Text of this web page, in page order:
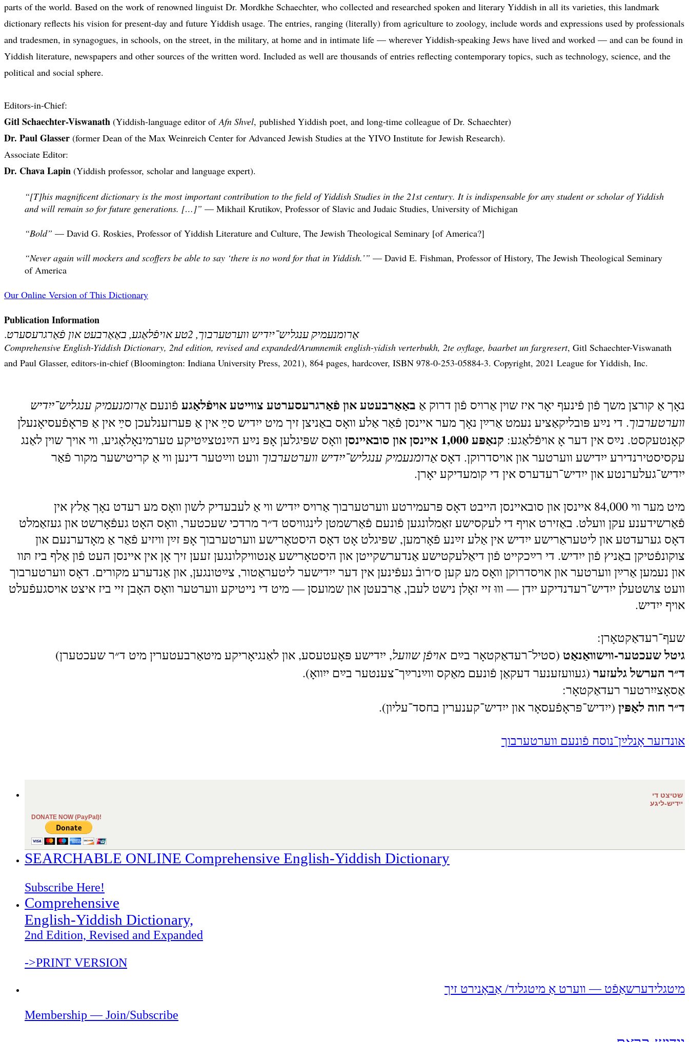
parts of the world. Based on the work of renowned linguist Dr. Mordkhe Schaechter, who collected and researched spoken and literary Yiddish in all its varieties, this landmark
dictionary reflects his vision for present-day and future Yiddish usage. The entries, ranging (literally) from agriculture to zoology, include words and expressions used by professionals
and tradesmen, in synagogues, in schools, on the street, in the military, at home and in intimate life — wherever Yiddish-speaking Jews have lived and worked — and can be found in
Yiddish literature, newspapers and other sources of the written word. Included as well are thousands of entries reflecting contemporary topics, such as technology, science, and the
political and social sphere.
Editors-in-Chief:
Gitl Schaechter-Viswanath (Yiddish-language editor ofAfn Shvel, published Yiddish poet, and long-time colleague of Dr. Schaechter)
Dr. Paul Glasser (former Dean of the Max Weinreich Center for Advanced Jewish Studies at the YIVO Institute for Jewish Research).
Associate Editor:
Dr. Chava Lapin (Yiddish professor, scholar and language expert).
“[T]his magnificent dictionary is the most important contribution to the field of Yiddish Studies in the 21st century. It is indispensable for any student or scholar of Yiddish
and will remain so for future generations. […]” — Mikhail Krutikov, Professor of Slavic and Judaic Studies, University of Michigan
“Bold” — David G. Roskies, Professor of Yiddish Literature and Culture, The Jewish Theological Seminary [of America?]
“Never again will mockers and scoffers be able to say ‘there is no word for that in Yiddish.’” — David E. Fishman, Professor of History, The Jewish Theological Seminary
of America
Our Online Version of This Dictionary
Publication Information
אַרומנעמיק ענגליש־ייִדיש ווערטערבוך, 2טע אויפֿלאַגע, באַאַרבעט און פֿאַרגרעסערט .
Comprehensive English-Yiddish Dictionary, 2nd edition, revised and expanded/Arumnemik english-yidish verterbukh, 2te oyflage, baarbet un fargresert, Gitl Schaechter-Viswanath
and Paul Glasser, editors-in-chief (Bloomington: Indiana University Press, 2021), 864 pages, hardcover, ISBN 978-0-253-05884-3. Copyright, 2021 League for Yiddish, Inc.
נאָך אַ קורצן משך פֿון פֿינעף יאָר איז שוין אַרויס פֿון דרוק אַ באַאַרבעטע און פֿאַרגרעסערטע צווייטע אויפֿלאַגע פֿונעםאַרומנעמיק ענגליש־ייִדיש
װערטערבוך. די נײַע פּובליקאַציע נעמט אַרײַן נאָך מער איינסן פֿאַר אַלע וואָס באַניצן זיך מיט ייִדיש סײַ אין אַ פּערזענלעכן סײַ אין אַ פּראָפֿעסיאָנעלן
קאָנטעקסט. נײַס אין דער אָ אויפֿלאַגע: קנאַפּע 1,000 איינסן און סובאיינסן
וואָס שפּיגלען אָפּ נײַע הײַנטצײַטיקע טערמינאָלאָגיע, ווי אויך שוין לאַנג
עקסיסטירנדירע ייִדישע ווערטער און אויסדרוקן. דאָסאַרומנעמיק ענגליש־ייִדיש װערטערבוך וועט ווײַטער דינען ווי אַ קריטישער מקור פֿאַר
ייִדיש־געלערנטע און ייִדיש־רעדערס אין די קומעדיקע יאָרן.
מיט מער ווי 84,000 איינסן און סובאיינסן הייבט דאָס פּרעמירטע ווערטערבוך אַרויס ייִדיש ווי אַ לעבעדיק לשון וואָס מע רעדט נאָך אַלץ אין
פֿאַרשידענע עקן וועלט. באַזירט אויף די לעקסישע זאַמלונגען פֿונעם פֿאַרשמטן לינגוויסט ד״ר מרדכי שעכטער, וואָס האָט געפֿאָרשט און געזאַמלט
דאָס גערעדטע און ליטעראַרישע ייִדיש אין אַלע זײַנע פֿאָרמען, שפּיגלט אָט דאָס היסטאָרישע ווערטערבוך אָפּ זײַן וויזיע פֿאַר אַ מאָדערנעם און
צוקונפֿטיקן באַניץ פֿון ייִדיש. די רײַכקייט פֿון דיאַלעקטישע אַנדערשקייטן און היסטאָרישע אַנטוויקלונגען זעען זיך אָן אין איינסן העט פֿון אַלף ביז תּוו
און נעמען אַרײַן ווערטער און אויסדרוקן וואָס מע קען ס׳רובֿ געפֿינען אין דער ייִדישער ליטעראַטור, צײַטונגען, און אַנדערע מקורים. דאָס ווערטערבוך
וועט צושטעלן ייִדיש־רעדנדיקע ייִדן — וווּ זיי זאָלן נישט לעבן, אַרבעטן און שמועסן — מיט די נייטיקע ווערטער וואָס האָבן זיי ביז איצט אויסגעפֿעלט
אויף ייִדיש.
שעף־רעדאַקטאָרן:
גיטל שעכטער-װישװאַנאַט (סטיל־רעדאַקטאָר בײַםאױפֿן שװעל, ייִדישע פּאָעטעסע, און לאַנגיאָריקע מיטאַרבעטערין מיט ד״ר שעכטערן)
ד״ר הערשל גלעזער (געוועזענער דעקאַן פֿונעם מאַקס ווײַנרײַך־צענטער בײַם ייִוואָ).
אַסאָציִיִרטער רעדאַקטאָר:
ד״ר חוה לאַפּין (ייִדיש־פּראָפֿעסאָר און ייִדיש־קענערין בחסד־עליון).
אונדזער אָנלײַן־נוסח פֿונעם ווערטערבוך
שטיצט די
ייִדיש-ליגע
DONATE NOW (PayPal)!
SEARCHABLE ONLINE Comprehensive English-Yiddish Dictionary
Subscribe Here!
Comprehensive
English-Yiddish Dictionary,
2nd Edition, Revised and Expanded
->PRINT VERSION
מיטגלידערשאַפֿט — װערט אַ מיטגליד/ אַבאָנירט זיך
Membership — Join/Subscribe